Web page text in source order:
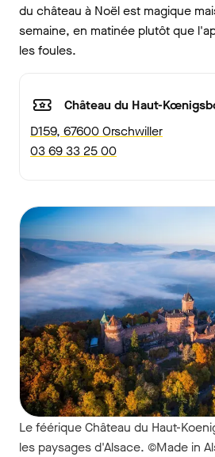
du château à Noël est magique
semaine, en matinée plutôt que
les foules.
Château du Haut-
D159, 67600 Orschwiller
03 69 33 25 00
Le féérique Château du Haut-
les paysages d'Alsace. ©Made in